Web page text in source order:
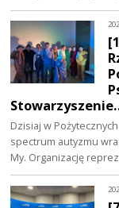
Dzisiaj w
spectrum autyzmu
My. Organizację